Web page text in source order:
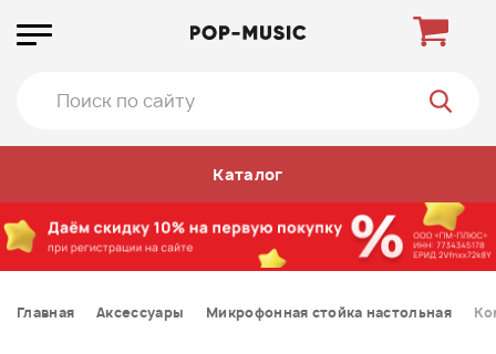
Каталог
Главная Аксессуары Микрофонная стойка настольная